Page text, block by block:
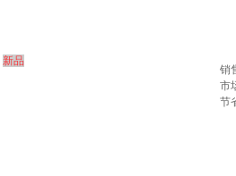
销
市
节
新品